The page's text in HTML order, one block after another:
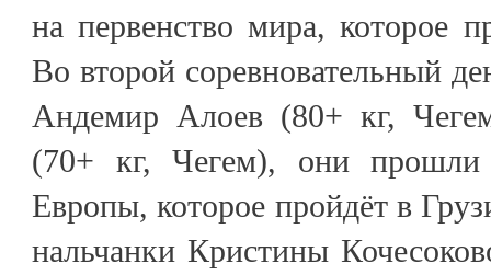
на первенство мира, которое
Во второй соревновательный
Андемир Алоев (80+ кг,
(70+ кг, Чегем), они прошли
Европы, которое пройдёт в
нальчанки Кристины